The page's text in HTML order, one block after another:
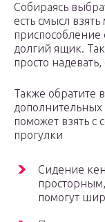
Собираясь
есть смысл
приспособление
долгий ящик.
просто
Также обратите
поможет взять с
прогулки
Сидение
помогут